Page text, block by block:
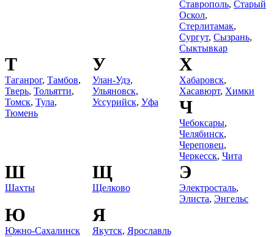
Ставрополь,Старый
Оскол,
Стерлитамак,
Сургут,Сызрань,
Сыктывкар
Т
Таганрог, Тамбов,
Тверь, Тольятти,
Томск, Тула,
Тюмень
У
Улан-Удэ,
Ульяновск,
Уссурийск, Уфа
Х
Хабаровск,
Хасавюрт, Химки
Ч
Чебоксары,
Челябинск,
Череповец,
Черкесск,Чита
Ш
Шахты
Щ
Щелково
Э
Электросталь,
Элиста,Энгельс
Ю
Южно-Сахалинск
Я
Якутск, Ярославль